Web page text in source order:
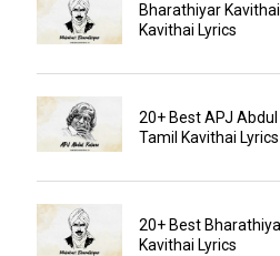
Bharathiyar
Kavithai Lyrics
20+ Best APJ
Tamil Kavithai Lyrics
20+ Best
Kavithai Lyrics